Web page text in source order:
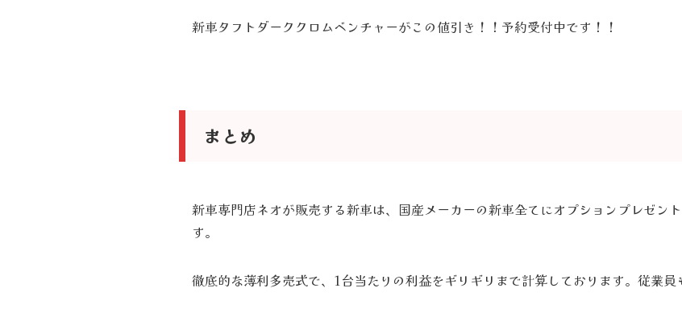
新車タフトダーククロムベンチャーがこの値引き！！予約受付中です！！
まとめ
新車専門店ネオが販売する新車は、国産メーカーの新車全てにオプションプレゼン
す。
徹底的な薄利多売式で、1台当たりの利益をギリギリまで計算しております。従業員